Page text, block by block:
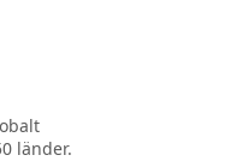
länder.